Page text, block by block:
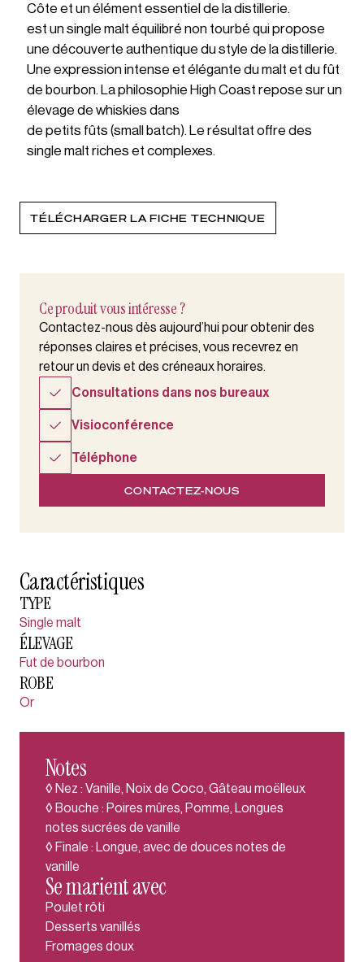
Côte et un élément essentiel de la distillerie.
est un single malt équilibré non tourbé qui propose
une découverte authentique du style de la distillerie.
Une expression intense et élégante du malt et du fût
de bourbon. La philosophie High Coast repose sur un
élevage de whiskies dans
de petits fûts (small batch). Le résultat offre des
single malt riches et complexes.
TÉLÉCHARGER LA FICHE TECHNIQUE
Ce produit vous intéresse ?
Contactez-nous dès aujourd’hui pour obtenir des
réponses claires et précises, vous recevrez en
retour un devis et des créneaux horaires.
Consultations dans nos bureaux
Visioconférence
Téléphone
CONTACTEZ-NOUS
Caractéristiques
TYPE
Single malt
ÉLEVAGE
Fut de bourbon
ROBE
Or
Notes
◊ Nez : Vanille, Noix de Coco, Gâteau moëlleux
◊ Bouche : Poires mûres, Pomme, Longues
notes sucrées de vanille
◊ Finale : Longue, avec de douces notes de
vanille
Se marient avec
Poulet rôti
Desserts vanillés
Fromages doux